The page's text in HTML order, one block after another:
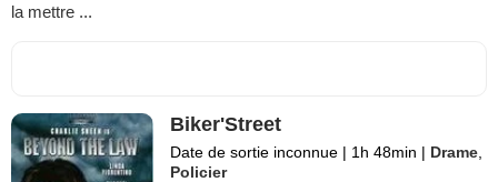
la mettre ...
Biker'Street
Date de sortie inconnue | 1h 48min | Drame
Policier